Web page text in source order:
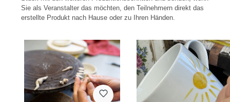
Sie als Veranstalter das möchten, den Teilnehmern direkt das
erstellte Produkt nach Hause oder zu Ihren Händen.